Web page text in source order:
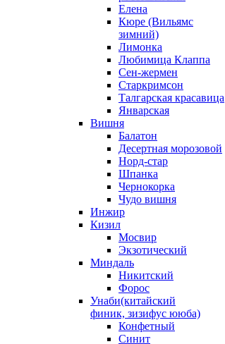
Елена
Кюре (Вильямс
зимний)
Лимонка
Любимица Клаппа
Сен-жермен
Старкримсон
Талгарская красавица
Январская
Вишня
Балатон
Десертная морозовой
Норд-стар
Шпанка
Чернокорка
Чудо вишня
Инжир
Кизил
Мосвир
Экзотический
Миндаль
Никитский
Форос
Унаби(китайский
финик, зизифус ююба)
Конфетный
Синит